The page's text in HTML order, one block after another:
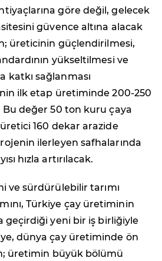
göre değil, gelecek
güvence altına alacak
üreticinin güçlendirilmesi,
yükseltilmesi ve
katkı sağlanması
ilk etap üretiminde 200-250
değer 50 ton kuru çaya
160 dekar arazide
ilerleyen safhalarında
hızla artırılacak.
ve sürdürülebilir tarımı
Türkiye çay üretiminin
geçirdiği yeni bir iş birliğiyle
dünya çay üretiminde ön
üretimin büyük bölümü